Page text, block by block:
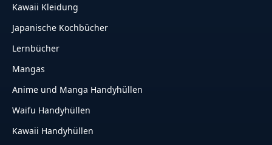
Kawaii Kleidung
Japanische Kochbücher
Lernbücher
Mangas
Anime und Manga Handyhüllen
Waifu Handyhüllen
Kawaii Handyhüllen